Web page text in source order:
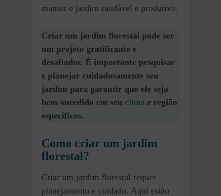
manter o jardim saudável e produtivo.
Criar um jardim florestal pode ser
um projeto gratificante e
desafiador. É importante pesquisar
e planejar cuidadosamente seu
jardim para garantir que ele seja
bem-sucedido em seu clima e região
específicos.
Como criar um jardim
florestal?
Criar um jardim florestal requer
planejamento e cuidado. Aqui estão